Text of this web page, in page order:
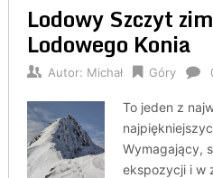
Lodowy Szczyt
Lodowego Konia
Autor: Michał Góry
To jeden z
Wymagający,
ekspozycji i w